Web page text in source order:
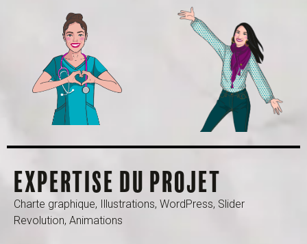
Expertise du projet
Charte graphique, Illustrations, WordPress, Slider
Revolution, Animations